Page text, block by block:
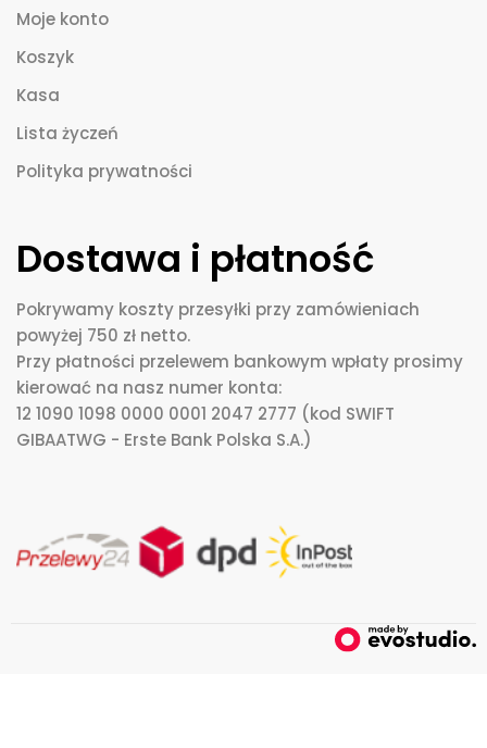
Moje konto
Koszyk
Kasa
Lista życzeń
Polityka prywatności
Dostawa i płatność
Pokrywamy koszty przesyłki przy zamówieniach
powyżej 750 zł netto.
Przy płatności przelewem bankowym wpłaty prosimy
kierować na nasz numer konta:
12 1090 1098 0000 0001 2047 2777 (kod SWIFT
GIBAATWG - Erste Bank Polska S.A.)